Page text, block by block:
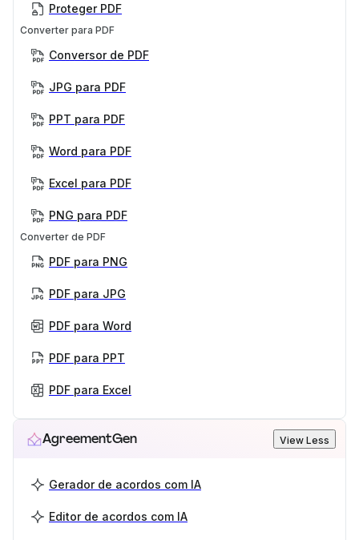
Proteger PDF
Converter para PDF
Conversor de PDF
JPG para PDF
PPT para PDF
Word para PDF
Excel para PDF
PNG para PDF
Converter de PDF
PDF para PNG
PDF para JPG
PDF para Word
PDF para PPT
PDF para Excel
AgreementGen View Less
Gerador de acordos com IA
Editor de acordos com IA